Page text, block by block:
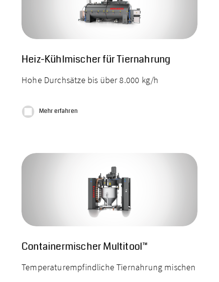
Heiz-Kühlmischer für Tiernahrung
Hohe Durchsätze bis über 8.000 kg/h
Mehr erfahren
Container­mischer Multitool™
Temperatur­empfindliche Tiernahrung mischen